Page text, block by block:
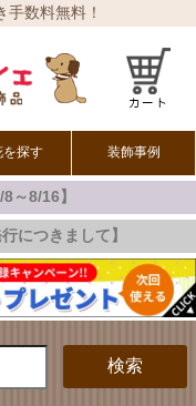
数料無料！
を探す 装飾事例
～8/16】
につきまして】
検索